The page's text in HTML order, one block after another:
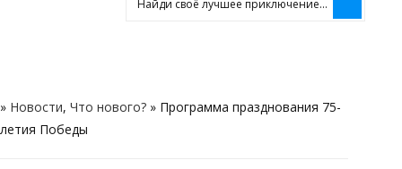
Рыкалина
» Новости, Что нового? » Программа празднования 75-
летия Победы